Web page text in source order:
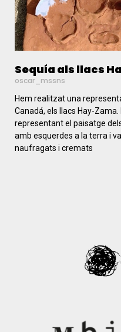
Sequía als llacs
oscar_mssns
Hem realitzat una
Canadá, els llacs Hay-
representant el paisatge
amb esquerdes a la terra i
naufragats i cremats